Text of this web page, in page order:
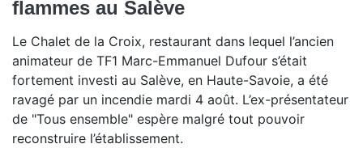
flammes au Salève
Le Chalet de la Croix, restaurant dans lequel l’ancien
animateur de TF1 Marc-Emmanuel Dufour s’était
fortement investi au Salève, en Haute-Savoie, a été
ravagé par un incendie mardi 4 août. L’ex-présentateur
de "Tous ensemble" espère malgré tout pouvoir
reconstruire l’établissement.